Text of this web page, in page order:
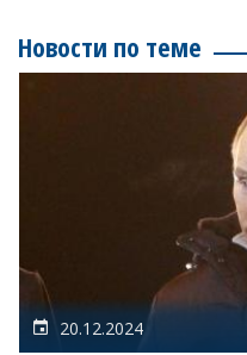
Новости по теме
20.12.2024